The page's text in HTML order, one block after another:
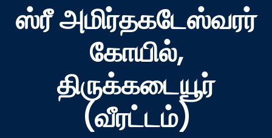
ஸ்ரீ அமிர்தகடேஸ்வரர்
கோயில்,
திருக்கடையூர்
(வீரட்டம்)